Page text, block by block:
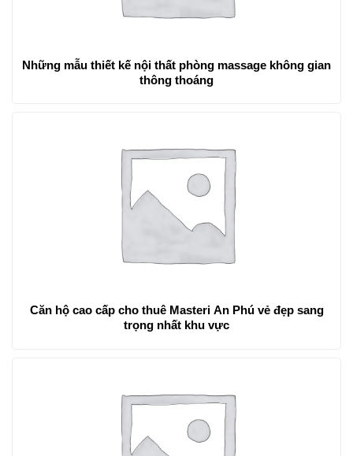
Những mẫu thiết kế nội thất phòng massage không gian
thông thoáng
Căn hộ cao cấp cho thuê Masteri An Phú vẻ đẹp sang
trọng nhất khu vực